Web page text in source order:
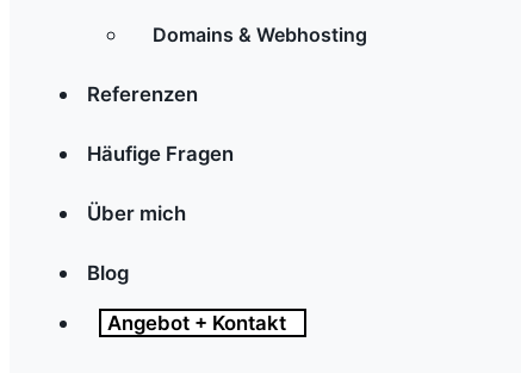
Domains & Webhosting
Referenzen
Häufige Fragen
Über mich
Blog
Angebot + Kontakt